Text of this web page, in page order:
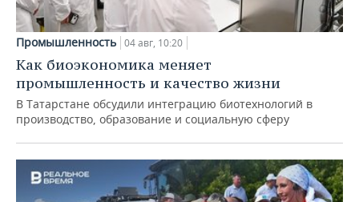
Промышленность 04 авг, 10:20
Как биоэкономика меняет
промышленность и качество жизни
В Татарстане обсудили интеграцию биотехнологий в
производство, образование и социальную сферу